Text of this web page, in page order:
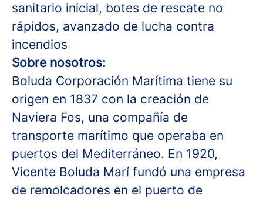
sanitario inicial, botes de rescate no
rápidos, avanzado de lucha contra
incendios
Sobre nosotros:
Boluda Corporación Marítima tiene su
origen en 1837 con la creación de
Naviera Fos, una compañía de
transporte marítimo que operaba en
puertos del Mediterráneo. En 1920,
Vicente Boluda Marí fundó una empresa
de remolcadores en el puerto de